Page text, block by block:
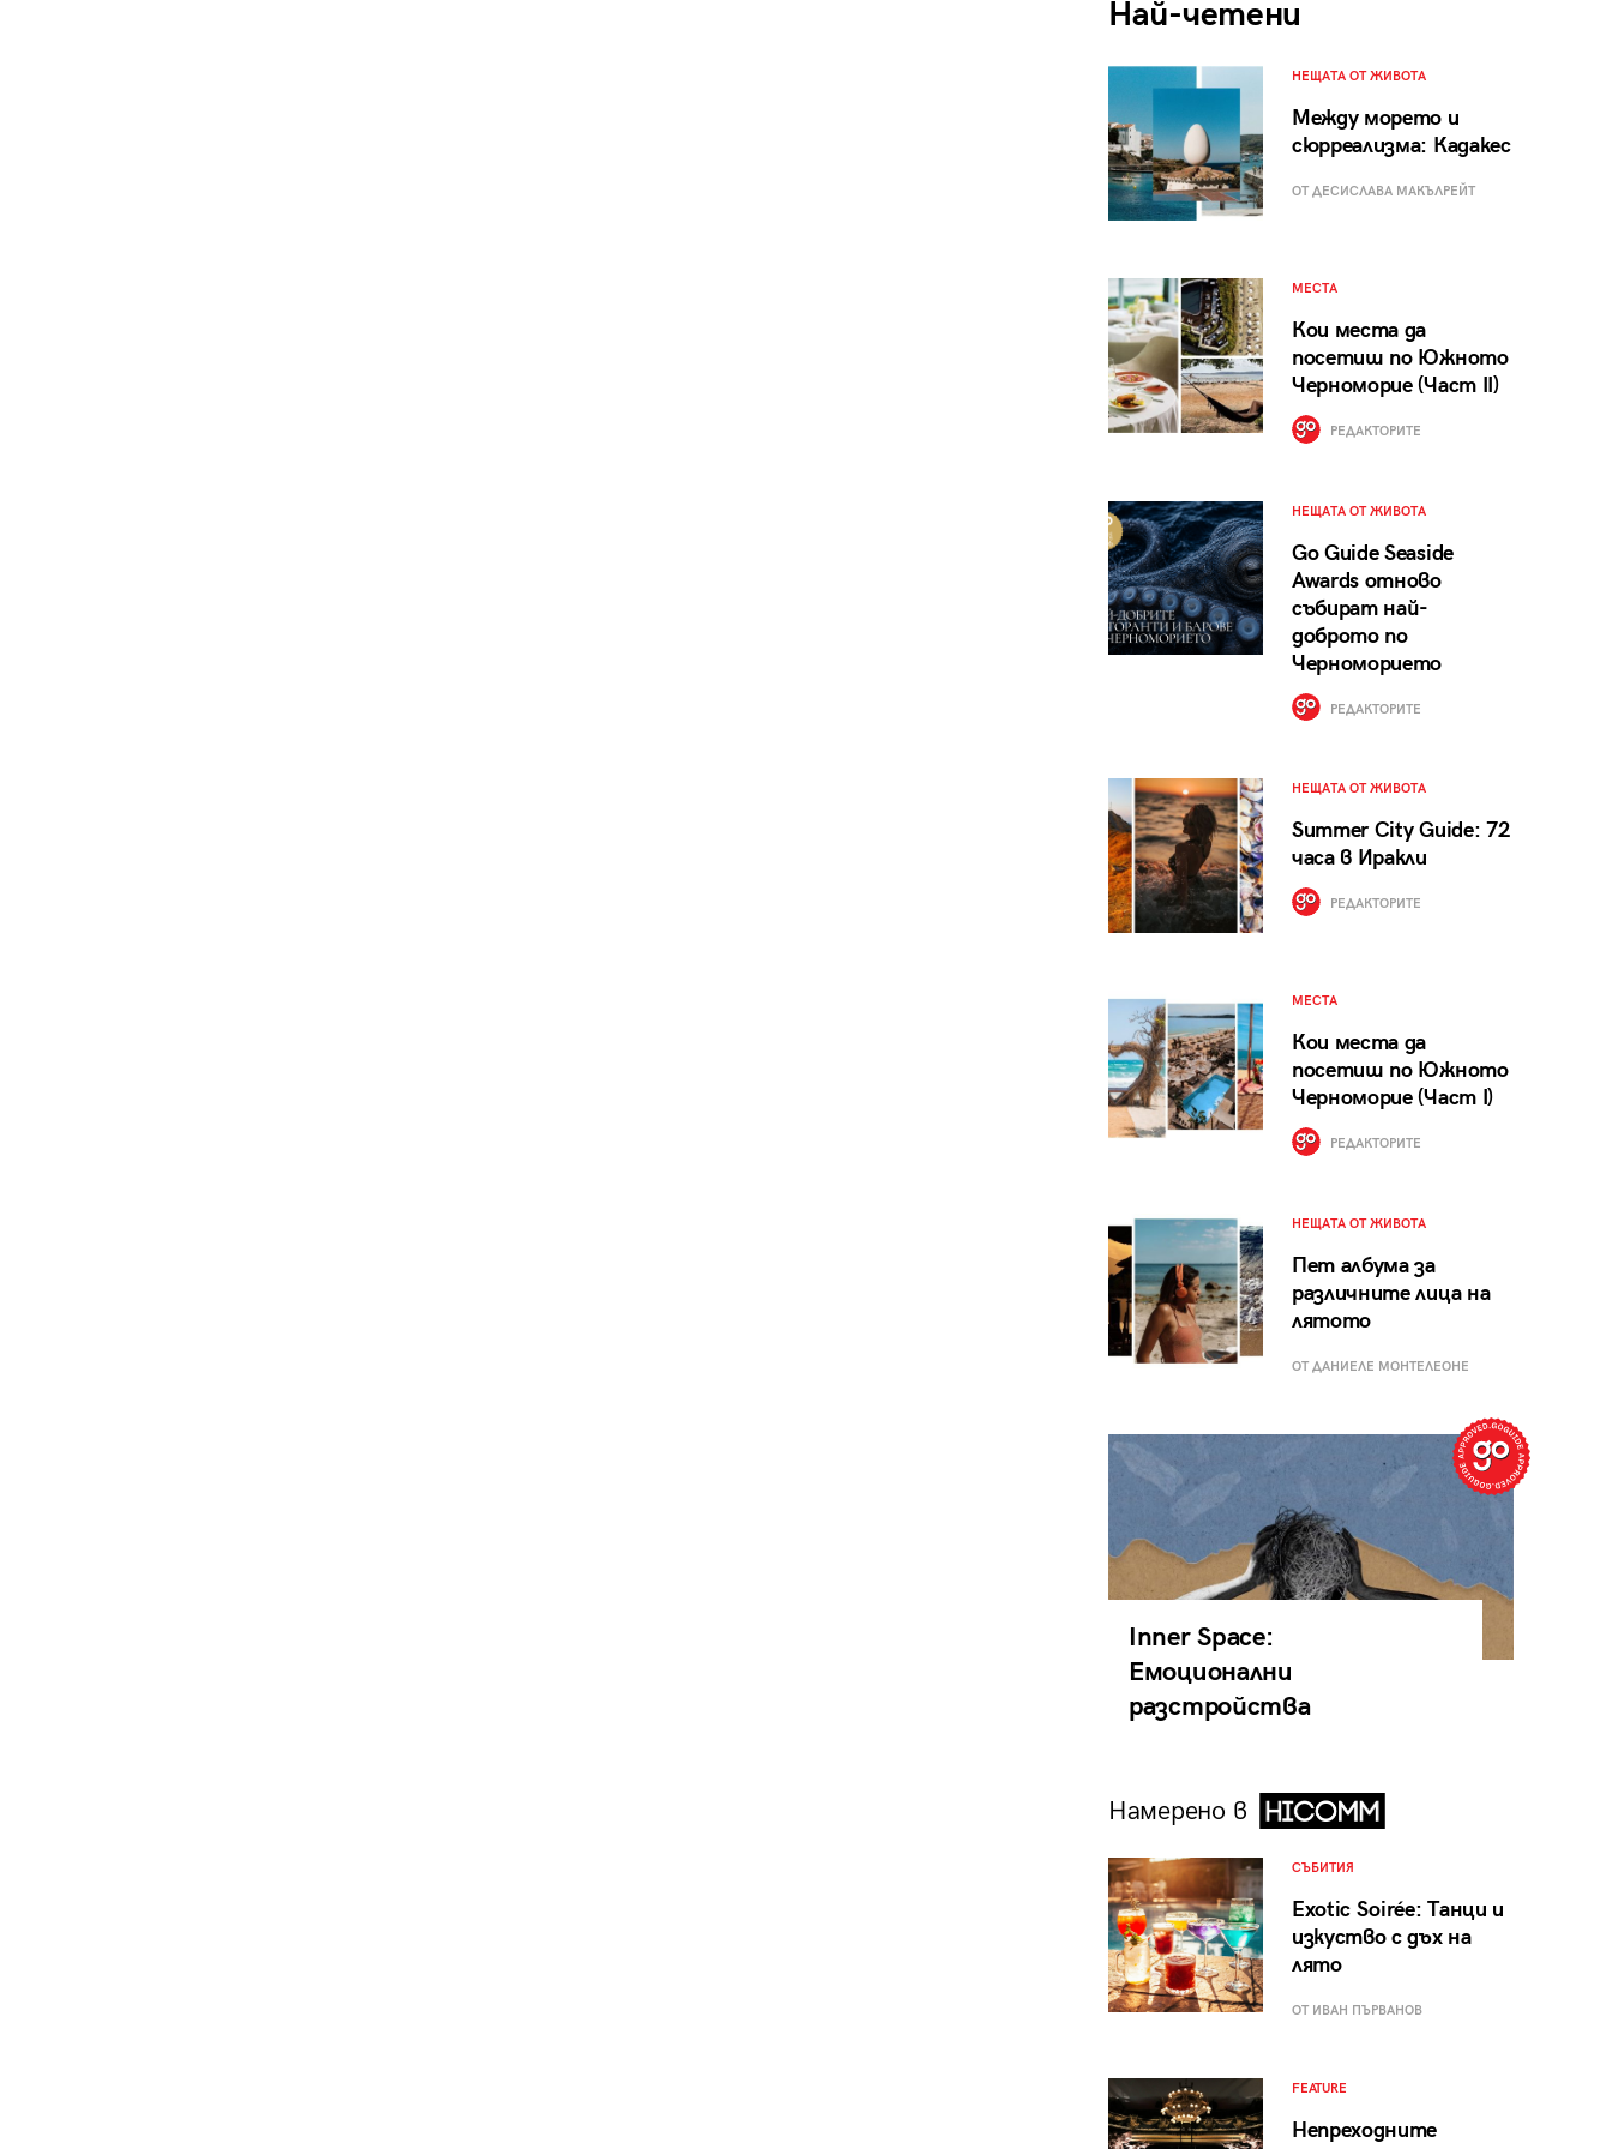
Най-четени
НЕЩАТА ОТ ЖИВОТА
Между морето и
сюрреализма: Кадакес
ОТ ДЕСИСЛАВА МАКЪЛРЕЙТ
МЕСТА
Кои места да
посетиш по Южното
Черноморие (Част II)
РЕДАКТОРИТЕ
НЕЩАТА ОТ ЖИВОТА
Go Guide Seaside
Awards отново
събират най-
доброто по
Черноморието
РЕДАКТОРИТЕ
НЕЩАТА ОТ ЖИВОТА
Summer City Guide: 72
часа в Иракли
РЕДАКТОРИТЕ
МЕСТА
Кои места да
посетиш по Южното
Черноморие (Част I)
РЕДАКТОРИТЕ
НЕЩАТА ОТ ЖИВОТА
Пет албума за
различните лица на
лятото
ОТ ДАНИЕЛЕ МОНТЕЛЕОНЕ
Inner Space:
Емоционални
разстройства
Намерено в
СЪБИТИЯ
Exotic Soirée: Танци и
изкуство с дъх на
лято
ОТ ИВАН ПЪРВАНОВ
FEATURE
Непреходните